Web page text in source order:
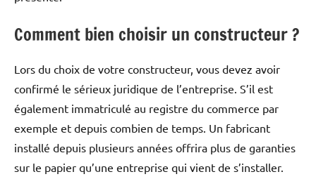
Comment bien choisir un constructeur ?
Lors du choix de votre constructeur, vous devez avoir
confirmé le sérieux juridique de l’entreprise. S’il est
également immatriculé au registre du commerce par
exemple et depuis combien de temps. Un fabricant
installé depuis plusieurs années offrira plus de garanties
sur le papier qu’une entreprise qui vient de s’installer.